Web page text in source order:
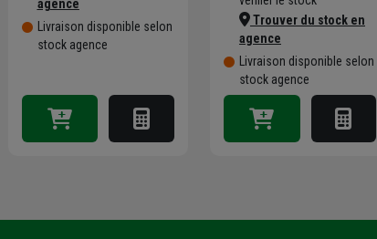
agence
Livraison disponible selon
stock agence
Trouver du stock en
agence
Livraison disponible selon
stock agence